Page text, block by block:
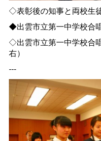
◇表彰後の知事と両校生
◆出雲市立第一中学校合
◇出雲市立第一中学校合
右）
---